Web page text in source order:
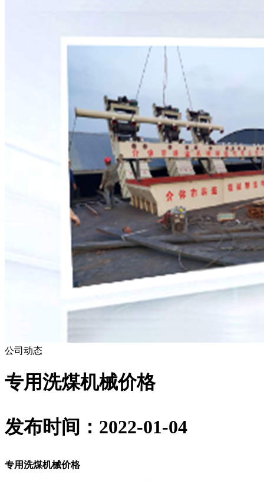
公司动态
专用洗煤机械价格
发布时间：2022-01-04
专用洗煤机械价格